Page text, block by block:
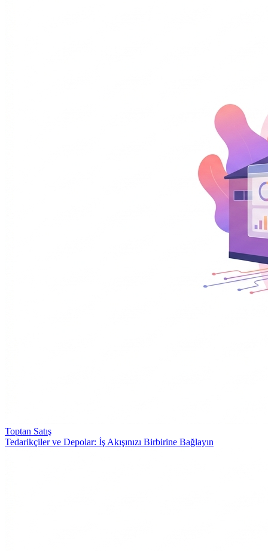
Toptan Satış
Tedarikçiler ve Depolar: İş Akışınızı Birbirine Bağlayın